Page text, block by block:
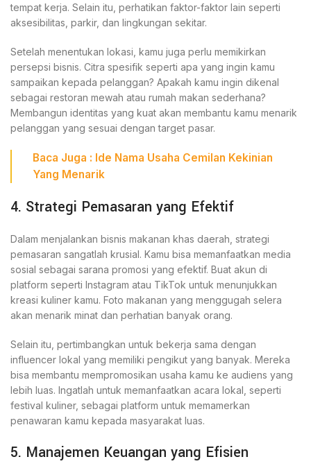
tempat kerja. Selain itu, perhatikan faktor-faktor lain seperti
aksesibilitas, parkir, dan lingkungan sekitar.
Setelah menentukan lokasi, kamu juga perlu memikirkan
persepsi bisnis. Citra spesifik seperti apa yang ingin kamu
sampaikan kepada pelanggan? Apakah kamu ingin dikenal
sebagai restoran mewah atau rumah makan sederhana?
Membangun identitas yang kuat akan membantu kamu menarik
pelanggan yang sesuai dengan target pasar.
Baca Juga : Ide Nama Usaha Cemilan Kekinian
Yang Menarik
4. Strategi Pemasaran yang Efektif
Dalam menjalankan bisnis makanan khas daerah, strategi
pemasaran sangatlah krusial. Kamu bisa memanfaatkan media
sosial sebagai sarana promosi yang efektif. Buat akun di
platform seperti Instagram atau TikTok untuk menunjukkan
kreasi kuliner kamu. Foto makanan yang menggugah selera
akan menarik minat dan perhatian banyak orang.
Selain itu, pertimbangkan untuk bekerja sama dengan
influencer lokal yang memiliki pengikut yang banyak. Mereka
bisa membantu mempromosikan usaha kamu ke audiens yang
lebih luas. Ingatlah untuk memanfaatkan acara lokal, seperti
festival kuliner, sebagai platform untuk memamerkan
penawaran kamu kepada masyarakat luas.
5. Manajemen Keuangan yang Efisien